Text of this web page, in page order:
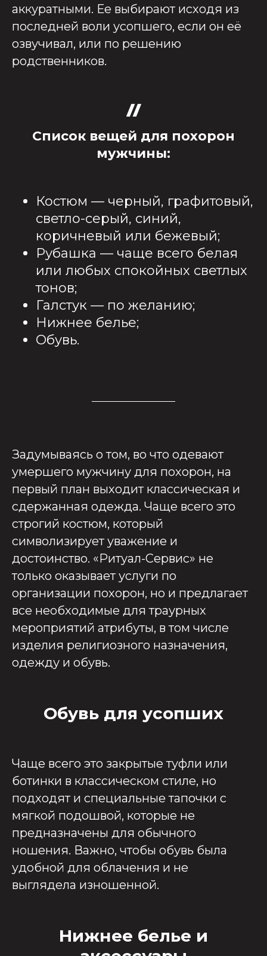
аккуратными. Ее выбирают исходя из
последней воли усопшего, если он её
озвучивал, или по решению
родственников.
Список вещей для похорон
мужчины:
Костюм — черный, графитовый,
светло-серый, синий,
коричневый или бежевый;
Рубашка — чаще всего белая
или любых спокойных светлых
тонов;
Галстук — по желанию;
Нижнее белье;
Обувь.
Задумываясь о том, во что одевают
умершего мужчину для похорон, на
первый план выходит классическая и
сдержанная одежда. Чаще всего это
строгий костюм, который
символизирует уважение и
достоинство. «Ритуал-Сервис» не
только оказывает услуги по
организации похорон, но и предлагает
все необходимые для траурных
мероприятий атрибуты, в том числе
изделия религиозного назначения,
одежду и обувь.
Обувь для усопших
Чаще всего это закрытые туфли или
ботинки в классическом стиле, но
подходят и специальные тапочки с
мягкой подошвой, которые не
предназначены для обычного
ношения. Важно, чтобы обувь была
удобной для облачения и не
выглядела изношенной.
Нижнее белье и